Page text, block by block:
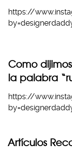
https://
Como
la palabra
https://
Artículos